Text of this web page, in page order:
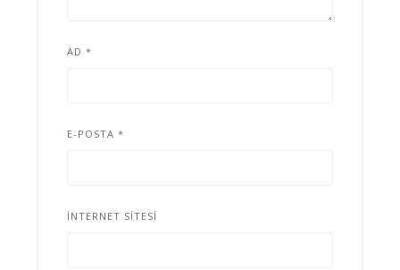
AD *
E-POSTA *
İNTERNET SITESI